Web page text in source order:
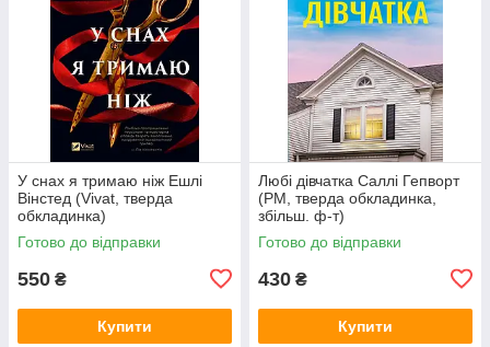
У снах я тримаю ніж Ешлі
Вінстед (Vivat, тверда
обкладинка)
Готово до відправки
550 ₴
Купити
Любі дівчатка Саллі Гепворт
(РМ, тверда обкладинка,
збільш. ф-т)
Готово до відправки
430 ₴
Купити